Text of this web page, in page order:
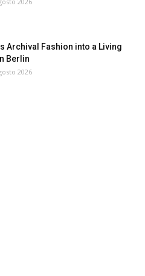
Archival Fashion into a Living
Berlin
2026